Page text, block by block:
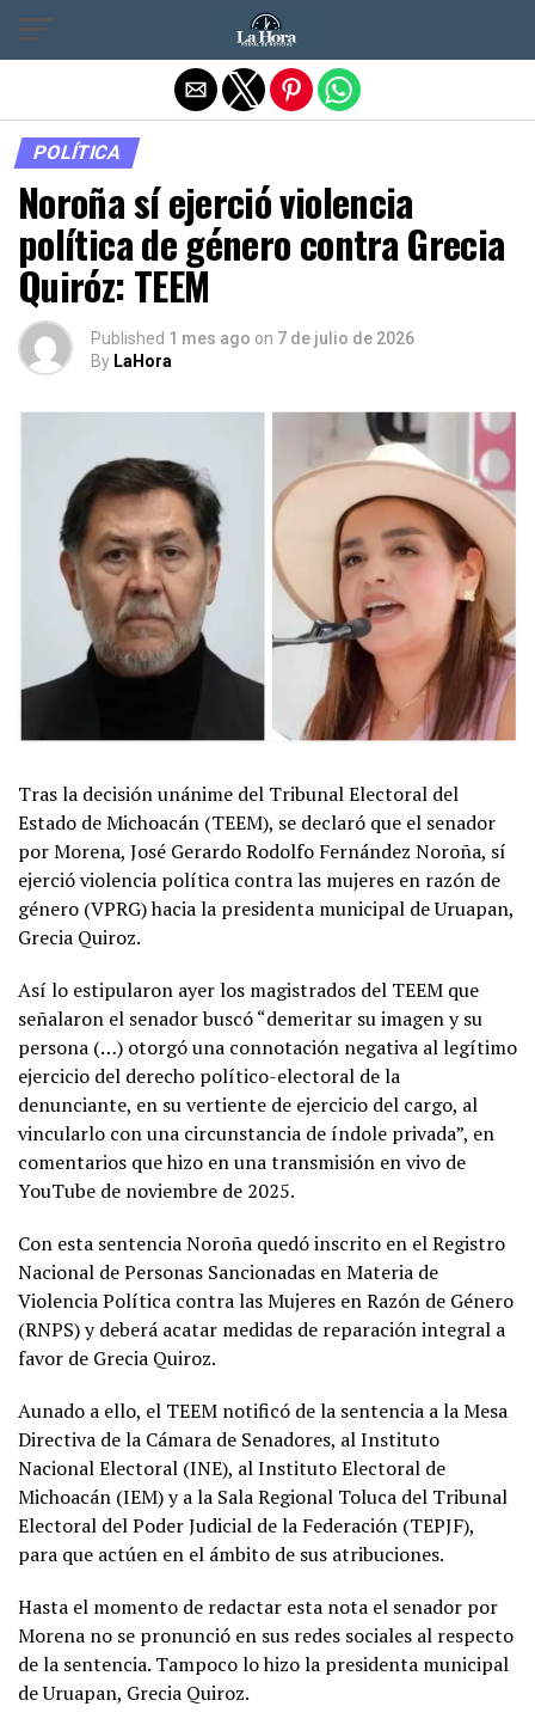
POLÍTICA
Noroña sí ejerció violencia
política de género contra Grecia
Quiróz: TEEM
Published 1 mes ago on 7 de julio de 2026
By LaHora
Tras la decisión unánime del Tribunal Electoral del
Estado de Michoacán (TEEM), se declaró que el senador
por Morena, José Gerardo Rodolfo Fernández Noroña, sí
ejerció violencia política contra las mujeres en razón de
género (VPRG) hacia la presidenta municipal de Uruapan,
Grecia Quiroz.
Así lo estipularon ayer los magistrados del TEEM que
señalaron el senador buscó “demeritar su imagen y su
persona (…) otorgó una connotación negativa al legítimo
ejercicio del derecho político-electoral de la
denunciante, en su vertiente de ejercicio del cargo, al
vincularlo con una circunstancia de índole privada”, en
comentarios que hizo en una transmisión en vivo de
YouTube de noviembre de 2025.
Con esta sentencia Noroña quedó inscrito en el Registro
Nacional de Personas Sancionadas en Materia de
Violencia Política contra las Mujeres en Razón de Género
(RNPS) y deberá acatar medidas de reparación integral a
favor de Grecia Quiroz.
Aunado a ello, el TEEM notificó de la sentencia a la Mesa
Directiva de la Cámara de Senadores, al Instituto
Nacional Electoral (INE), al Instituto Electoral de
Michoacán (IEM) y a la Sala Regional Toluca del Tribunal
Electoral del Poder Judicial de la Federación (TEPJF),
para que actúen en el ámbito de sus atribuciones.
Hasta el momento de redactar esta nota el senador por
Morena no se pronunció en sus redes sociales al respecto
de la sentencia. Tampoco lo hizo la presidenta municipal
de Uruapan, Grecia Quiroz.
Salir de la versión móvil